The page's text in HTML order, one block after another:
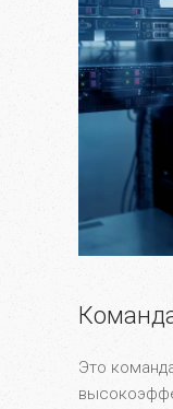
Это